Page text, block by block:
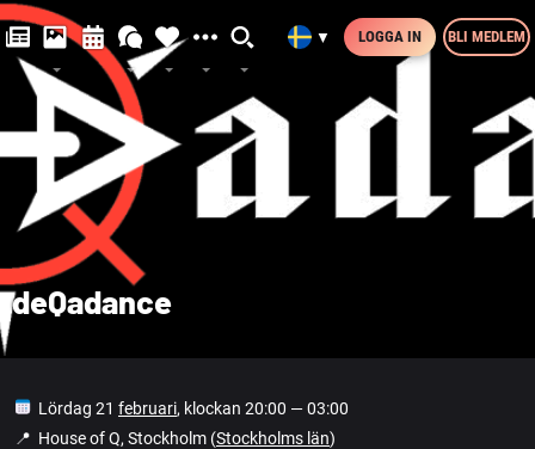
▼ LOGGA IN BLI MEDLEM
deQadance
Lördag 21 februari, klockan 20:00 — 03:00
📍️ House of Q, Stockholm (Stockholms län)